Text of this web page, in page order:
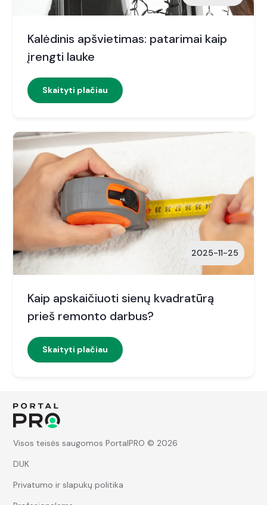
Kalėdinis apšvietimas: patarimai kaip
įrengti lauke
Skaityti plačiau
2025-11-25
Kaip apskaičiuoti sienų kvadratūrą
prieš remonto darbus?
Skaityti plačiau
DUK
Visos teisės saugomos PortalPRO © 2026
Privatumo ir slapukų politika